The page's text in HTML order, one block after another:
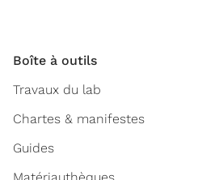
Boîte à outils
Travaux du lab
Chartes & manifestes
Guides